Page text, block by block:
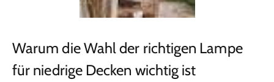
Warum die Wahl der richtigen Lampe
für niedrige Decken wichtig ist